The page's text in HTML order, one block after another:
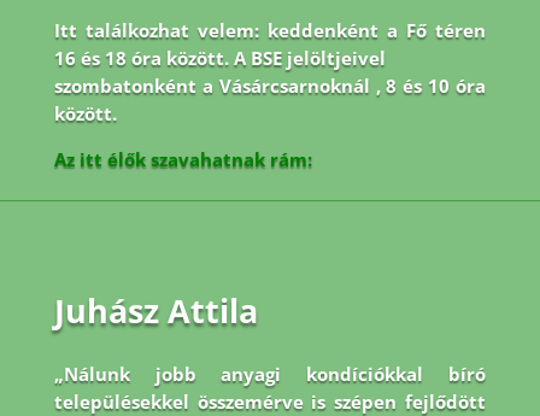
Itt találkozhat velem: keddenként a Fő téren
16 és 18 óra között. A BSE jelöltjeivel
szombatonként a Vásárcsarnoknál , 8 és 10 óra
között.
Az itt élők szavahatnak rám:
Juhász Attila
„Nálunk jobb anyagi kondíciókkal bíró
településekkel összemérve is szépen fejlődött